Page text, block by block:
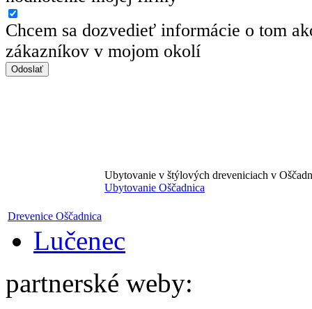
Chcem sa dozvedieť informácie o tom
zákazníkov v mojom okolí
Drevenice Oščadnica
Ubytovanie v štýlových dreveniciach v
Ubytovanie Oščadnica
Lučenec
partnerské weby: